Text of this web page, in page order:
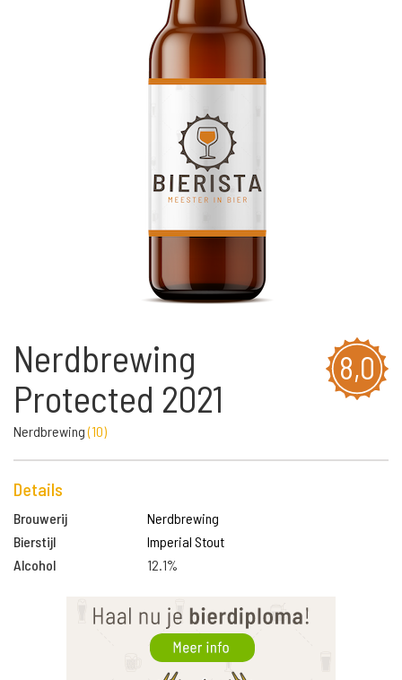
8,0
Nerdbrewing
Protected 2021
Nerdbrewing(10)
Details
Brouwerij
Nerdbrewing
Bierstijl
Imperial Stout
Alcohol
12.1%